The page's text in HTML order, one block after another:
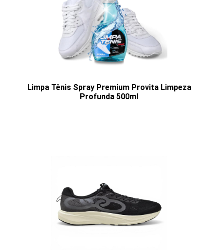
Limpa Tênis Spray Premium Provita Limpeza
Profunda 500ml